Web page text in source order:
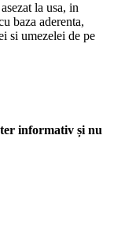
la usa, in
baza aderenta,
si umezelei de pe
informativ și nu